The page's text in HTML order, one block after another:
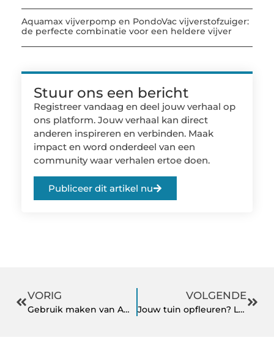
Aquamax vijverpomp en PondoVac vijverstofzuiger:
de perfecte combinatie voor een heldere vijver
Stuur ons een bericht
Registreer vandaag en deel jouw verhaal op
ons platform. Jouw verhaal kan direct
anderen inspireren en verbinden. Maak
impact en word onderdeel van een
community waar verhalen ertoe doen.
Publiceer dit artikel nu
VORIG
Gebruik maken van ADODAK
VOLGENDE
Jouw tuin opfleuren? Lees gauw verder!